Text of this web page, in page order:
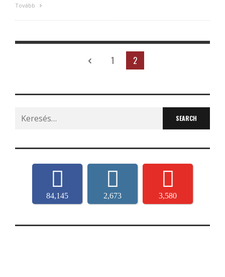
Tovább
1 2
Search
for:
84,145 2,673 3,580